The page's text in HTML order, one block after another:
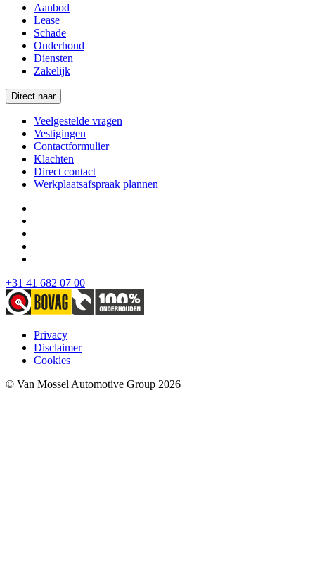
Aanbod
Lease
Schade
Onderhoud
Diensten
Zakelijk
Direct naar
Veelgestelde vragen
Vestigingen
Contactformulier
Klachten
Direct contact
Werkplaatsafspraak plannen
+31 41 682 07 00
Privacy
Disclaimer
Cookies
© Van Mossel Automotive Group 2026